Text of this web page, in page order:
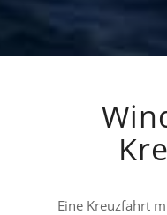
Eine Kreuzfahrt